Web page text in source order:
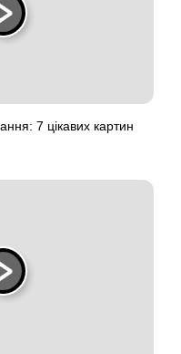
7 цікавих картин